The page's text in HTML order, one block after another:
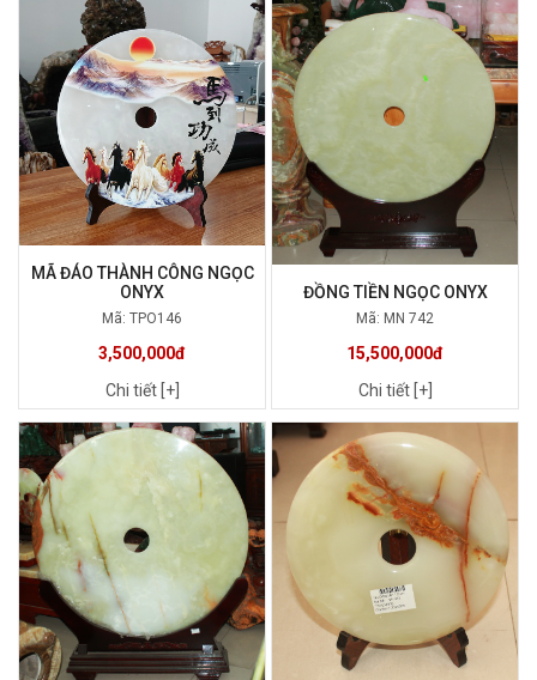
MÃ ĐÁO THÀNH CÔNG NGỌC
ONYX
Mã: TPO146
3,500,000đ
Chi tiết [+]
ĐỒNG TIỀN NGỌC ONYX
Mã: MN 742
15,500,000đ
Chi tiết [+]